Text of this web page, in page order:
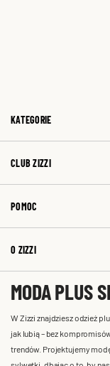
KATEGORIE
CLUB ZIZZI
POMOC
O ZIZZI
MODA PLUS
W Zizzi znajdziesz odzież
jak lubią – bez
trendów. Projektujemy